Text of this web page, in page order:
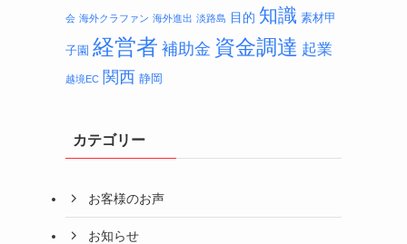
会 海外クラファン 海外進出 淡路島 目的 知識 素材甲
子園 経営者 補助金 資金調達 起業
越境EC 関西 静岡
カテゴリー
お客様のお声
お知らせ